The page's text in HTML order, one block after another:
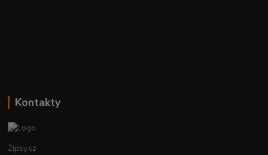
Kontakty
Zipsy.cz